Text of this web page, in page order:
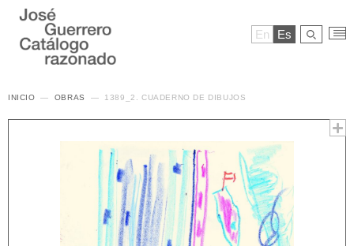
En Es
INICIO OBRAS 1389_2. CUADERNO DE DIBUJOS